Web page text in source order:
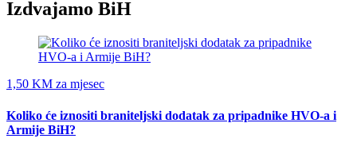
Izdvajamo BiH
1,50 KM za mjesec
Koliko će iznositi braniteljski dodatak za pripadnike HVO-a i
Armije BiH?